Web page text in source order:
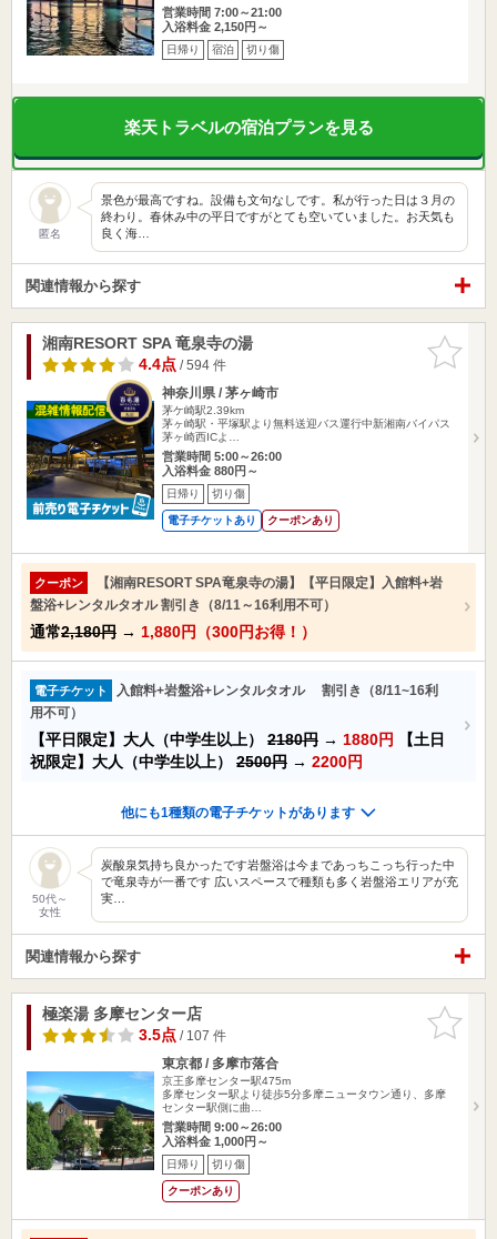
営業時間 7:00～21:00
入浴料金 2,150円～
日帰り 宿泊 切り傷
楽天トラベルの宿泊プランを見る
匿名
景色が最高ですね。設備も文句なしです。私が行った日は３月の
終わり。春休み中の平日ですがとても空いていました。お天気も
良く海…
関連情報から探す
お気に入
りに追加
湘南RESORT SPA 竜泉寺の湯
4.4点/ 594 件
神奈川県 / 茅ヶ崎市
茅ケ崎駅2.39km
茅ヶ崎駅・平塚駅より無料送迎バス運行中新湘南バイパス
茅ヶ崎西ICよ…
営業時間 5:00～26:00
入浴料金 880円～
日帰り 切り傷
電子チケットあり クーポンあり
クーポン
【湘南RESORT SPA竜泉寺の湯】【平日限定】入館料+岩
盤浴+レンタルタオル 割引き（8/11～16利用不可）
通常2,180円 → 1,880円（300円お得！）
電子チケット
入館料+岩盤浴+レンタルタオル 割引き（8/11~16利
用不可）
【平日限定】大人（中学生以上） 2180円 → 1880円
【土日
祝限定】大人（中学生以上） 2500円 → 2200円
他にも1種類の電子チケットがあります
50代～
女性
炭酸泉気持ち良かったです岩盤浴は今まであっちこっち行った中
で竜泉寺が一番です 広いスペースで種類も多く岩盤浴エリアが充
実…
関連情報から探す
お気に入
りに追加
極楽湯 多摩センター店
3.5点/ 107 件
東京都 / 多摩市落合
京王多摩センター駅475m
多摩センター駅より徒歩5分多摩ニュータウン通り、多摩
センター駅側に曲…
営業時間 9:00～26:00
入浴料金 1,000円～
日帰り 切り傷
クーポンあり